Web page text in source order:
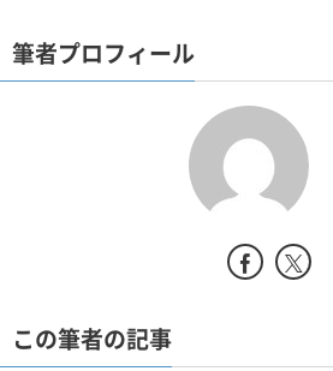
筆者プロフィール
この筆者の記事